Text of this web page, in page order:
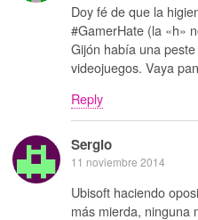
Doy fé de que la
#GamerHate (la «h»
Gijón había una
videojuegos. Vaya
Reply
Sergio
11 noviembre 2014
Ubisoft haciendo
más mierda, ninguna